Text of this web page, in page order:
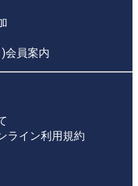
会員案内
ライン利用規約